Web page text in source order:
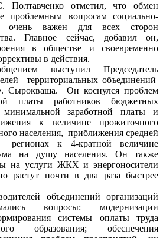
Полтавченко отметил, что обмен
проблемным вопросам социально-
очень важен для всех сторон
Главное сейчас, добавил он,
в обществе и своевременно
в действия.
выступил Председатель
территориальных объединений
Он коснулся проблем
платы работников бюджетных
минимальной заработной платы и
к величине прожиточного
населения, приближения средней
к 4-кратной величине
на душу населения. Он также
на услуги ЖКХ и энергоносители
растут почти в два раза быстрее
объединений организаций
вопросы: модернизации
системы оплаты труда
образования; обеспечения